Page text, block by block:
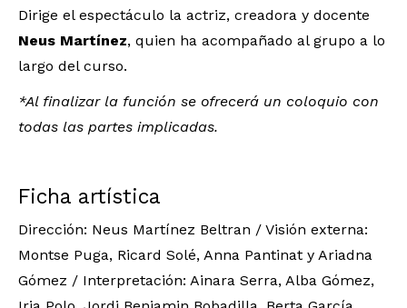
Dirige el espectáculo la actriz, creadora y docente
Neus Martínez, quien ha acompañado al grupo a lo
largo del curso.
*Al finalizar la función se ofrecerá un coloquio con
todas las partes implicadas.
Ficha artística
Dirección: Neus Martínez Beltran / Visión externa:
Montse Puga, Ricard Solé, Anna Pantinat y Ariadna
Gómez / Interpretación: Ainara Serra, Alba Gómez,